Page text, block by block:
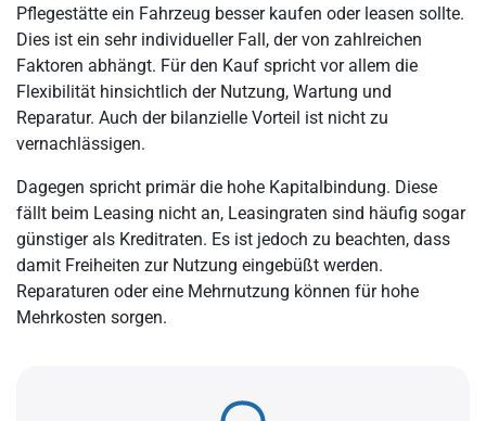
Pflegestätte ein Fahrzeug besser kaufen oder leasen sollte.
Dies ist ein sehr individueller Fall, der von zahlreichen
Faktoren abhängt. Für den Kauf spricht vor allem die
Flexibilität hinsichtlich der Nutzung, Wartung und
Reparatur. Auch der bilanzielle Vorteil ist nicht zu
vernachlässigen.
Dagegen spricht primär die hohe Kapitalbindung. Diese
fällt beim Leasing nicht an, Leasingraten sind häufig sogar
günstiger als Kreditraten. Es ist jedoch zu beachten, dass
damit Freiheiten zur Nutzung eingebüßt werden.
Reparaturen oder eine Mehrnutzung können für hohe
Mehrkosten sorgen.